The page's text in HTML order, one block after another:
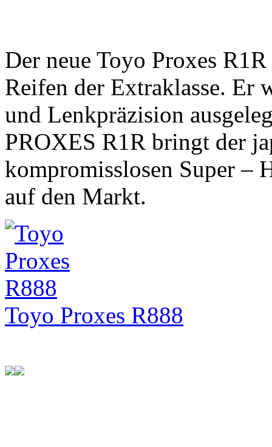
Der neue Toyo Proxes
Reifen der Extraklasse. Er
und Lenkpräzision
PROXES R1R bringt der
kompromisslosen Super –
auf den Markt.
Toyo Proxes R888